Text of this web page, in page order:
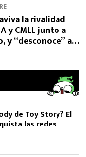
la rivalidad
y CMLL junto a
y “desconoce” a
de Toy Story? El
las redes